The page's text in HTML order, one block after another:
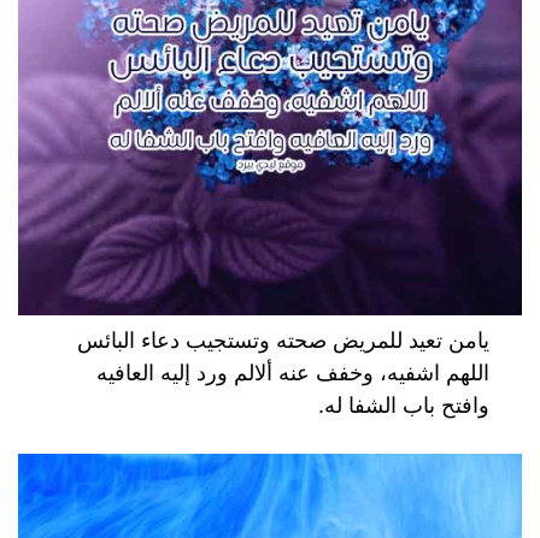
يامن تعيد للمريض صحته وتستجيب دعاء البائس
اللهم اشفيه، وخفف عنه ألالم ورد إليه العافيه
وافتح باب الشفا له.